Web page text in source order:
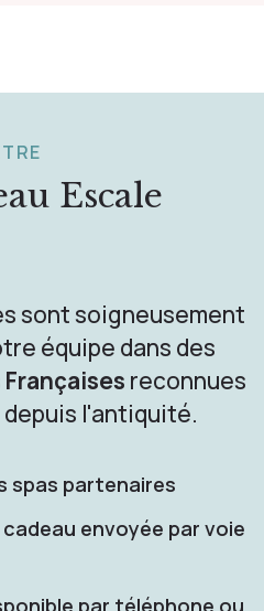
Escale
sont soigneusement
équipe dans des
reconnues
l'antiquité.
spas partenaires
envoyée par voie
par téléphone ou